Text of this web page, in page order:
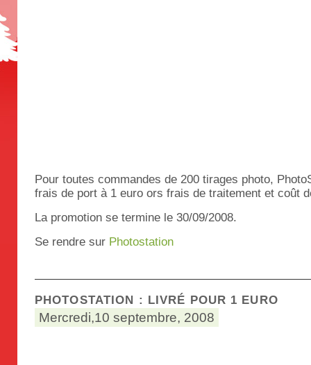
Pour toutes commandes de 200 tirages photo,
frais de port à 1 euro ors frais de traitement et coût
La promotion se termine le 30/09/2008.
Se rendre sur Photostation
PHOTOSTATION : LIVRÉ POUR 1 EURO
Mercredi,10 septembre, 2008